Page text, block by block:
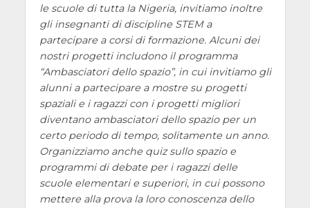
le scuole di tutta la Nigeria, invitiamo inoltre
gli insegnanti di discipline STEM a
partecipare a corsi di formazione. Alcuni dei
nostri progetti includono il programma
“Ambasciatori dello spazio”, in cui invitiamo gli
alunni a partecipare a mostre su progetti
spaziali e i ragazzi con i progetti migliori
diventano ambasciatori dello spazio per un
certo periodo di tempo, solitamente un anno.
Organizziamo anche quiz sullo spazio e
programmi di debate per i ragazzi delle
scuole elementari e superiori, in cui possono
mettere alla prova la loro conoscenza dello